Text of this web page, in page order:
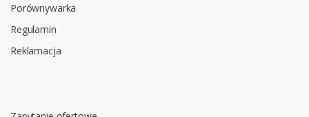
Porównywarka
Regulamin
Reklamacja